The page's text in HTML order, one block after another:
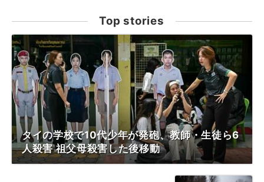
Top stories
タイの学校で10代少年が発砲、教師・生徒ら6
人殺害 祖父母殺害した後移動